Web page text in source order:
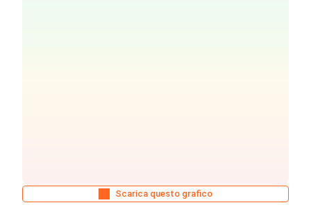
Scarica questo grafico